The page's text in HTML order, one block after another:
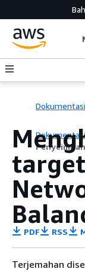
Dokumentasi
Dokumentasi
PDF RSS
Terjemahan